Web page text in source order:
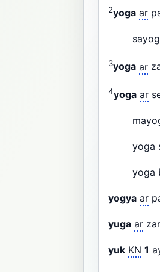
2yoga ar
3yoga ar
4yoga ar
yoga
yoga
yogya ar
yuga ar
yuk KN 1